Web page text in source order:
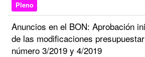
Pleno
Anuncios en el BON: Aprobación
de las modificaciones
número 3/2019 y 4/2019